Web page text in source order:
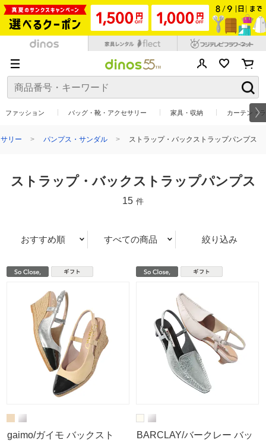
ファッション バッグ・靴・アクセサリー 家具・収納 カーテン・
リー パンプス・サンダル ストラップ・バックストラップパンプス
ストラップ・バックストラップパンプス
15 件
おすすめ順 すべての商品 絞り込み
gaimo/ガイモ バックスト
BARCLAY/バークレー バッ